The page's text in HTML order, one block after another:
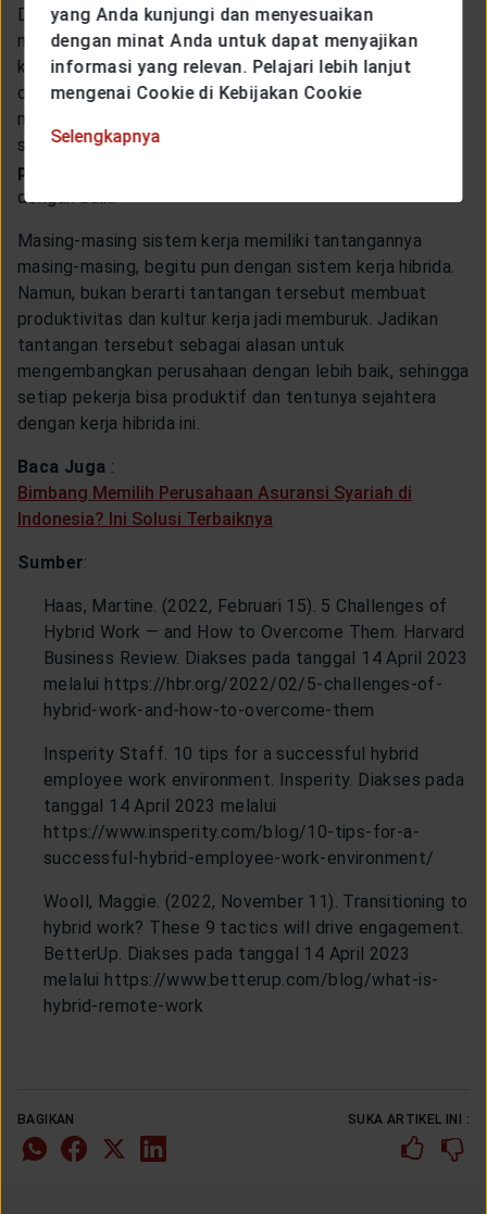
Dalam mengatasi hal ini, atasan bisa mencoba untuk
mengumpulkanfeedback dari karyawan terkait sistem
kerja hibrida yang dilakukan. Melaluifeedbackyang
diberikan, atasan bisa mencari sumber masalah yang
mendasari minimnya keterlibatan karyawan tersebut,
sehingga masalah bisa diselesaikan. Alhasil,
perusahaan
dengan baik.
Masing-masing sistem kerja memiliki tantangannya
masing-masing, begitu pun dengan sistem kerja hibrida.
Namun, bukan berarti tantangan tersebut membuat
produktivitas dan kultur kerja jadi memburuk. Jadikan
tantangan tersebut sebagai alasan untuk
mengembangkan perusahaan dengan lebih baik, sehingga
setiap pekerja bisa produktif dan tentunya sejahtera
dengan kerja hibrida ini.
Baca Juga :
Bimbang Memilih Perusahaan Asuransi Syariah di
Indonesia? Ini Solusi Terbaiknya
Sumber:
Haas, Martine. (2022, Februari 15). 5 Challenges of
Hybrid Work — and How to Overcome Them. Harvard
Business Review. Diakses pada tanggal 14 April 2023
melalui https://hbr.org/2022/02/5-challenges-of-
hybrid-work-and-how-to-overcome-them
Insperity Staff. 10 tips for a successful hybrid
employee work environment. Insperity. Diakses pada
tanggal 14 April 2023 melalui
https://www.insperity.com/blog/10-tips-for-a-
successful-hybrid-employee-work-environment/
Wooll, Maggie. (2022, November 11). Transitioning to
hybrid work? These 9 tactics will drive engagement.
BetterUp. Diakses pada tanggal 14 April 2023
melalui https://www.betterup.com/blog/what-is-
hybrid-remote-work
BAGIKAN SUKA ARTIKEL INI :
yang Anda kunjungi dan menyesuaikan
dengan minat Anda untuk dapat menyajikan
informasi yang relevan. Pelajari lebih lanjut
mengenai Cookie di Kebijakan Cookie
Selengkapnya